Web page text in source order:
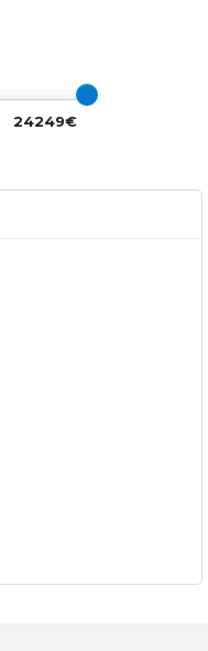
24249€